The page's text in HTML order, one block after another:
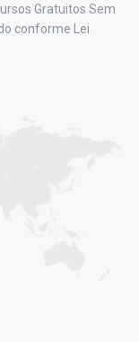
Gratuitos Sem
conforme Lei